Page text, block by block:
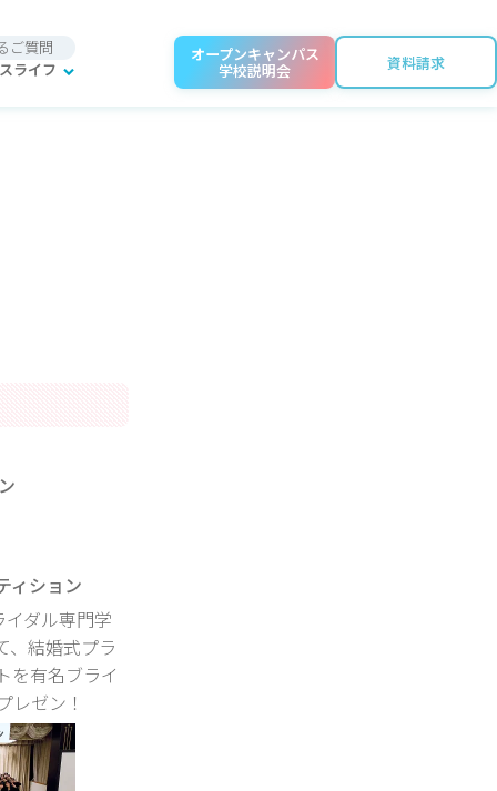
ご質問
ライフ
オープンキャンパス
学校説明会 資料請求
ィション
ダル専門学
、結婚式プラ
を有名ブライ
レゼン！